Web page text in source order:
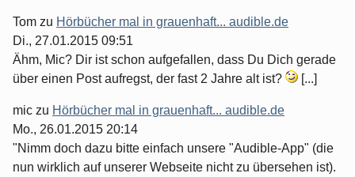
Tom zu Hörbücher mal in grauenhaft... audible.de
Di., 27.01.2015 09:51
Ähm, Mic? Dir ist schon aufgefallen, dass Du Dich gerade
über einen Post aufregst, der fast 2 Jahre alt ist?
[...]
mic zu Hörbücher mal in grauenhaft... audible.de
Mo., 26.01.2015 20:14
"Nimm doch dazu bitte einfach unsere "Audible-App" (die
nun wirklich auf unserer Webseite nicht zu übersehen ist).